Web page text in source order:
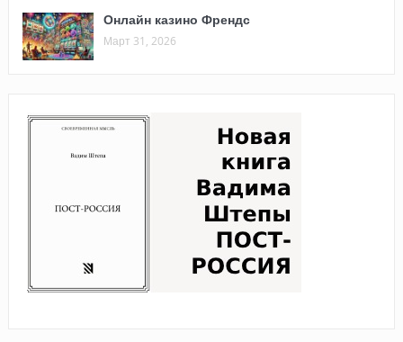
Онлайн казино Френдс
Март 31, 2026